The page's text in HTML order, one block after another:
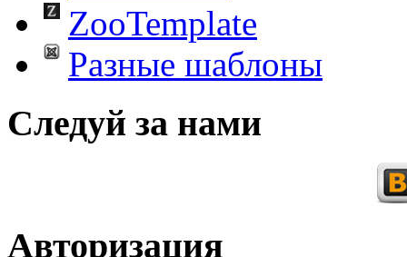
ZooTemplate
Разные шаблоны
Следуй за нами
Авторизация